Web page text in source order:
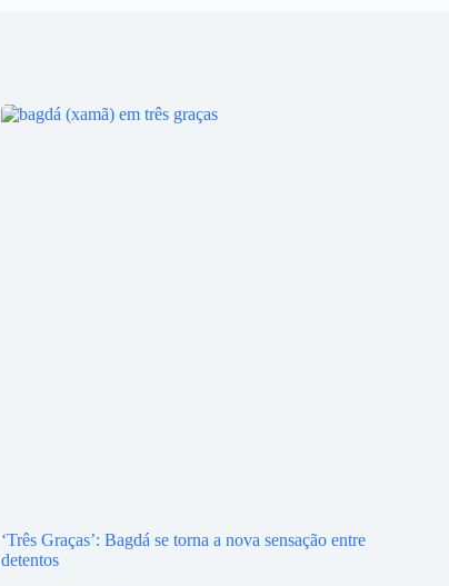
‘Três Graças’: Bagdá se torna a nova sensação entre
detentos